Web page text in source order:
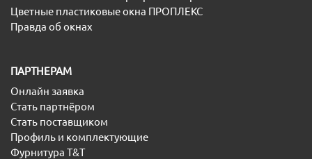
Цветные пластиковые окна ПРОПЛЕКС
Правда об окнах
ПАРТНЕРАМ
Онлайн заявка
Стать партнёром
Стать поставщиком
Профиль и комплектующие
Фурнитура T&T